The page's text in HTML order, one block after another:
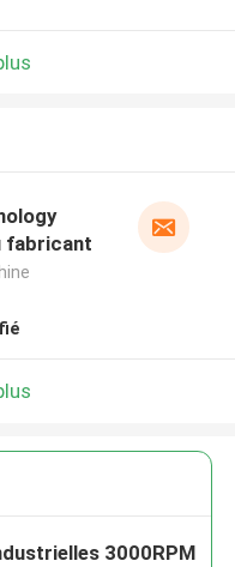
fabricant
3000RPM